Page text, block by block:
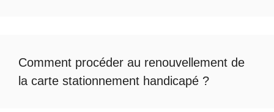
Comment procéder au renouvellement de
la carte stationnement handicapé ?